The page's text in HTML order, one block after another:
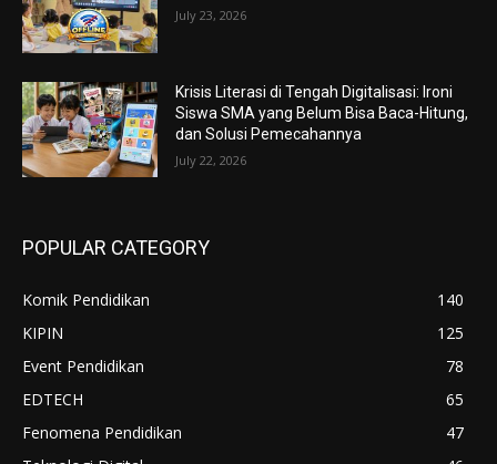
July 23, 2026
Krisis Literasi di Tengah Digitalisasi: Ironi
Siswa SMA yang Belum Bisa Baca-Hitung,
dan Solusi Pemecahannya
July 22, 2026
POPULAR CATEGORY
Komik Pendidikan
140
KIPIN
125
Event Pendidikan
78
EDTECH
65
Fenomena Pendidikan
47